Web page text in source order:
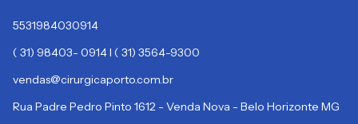
5531984030914
( 31) 98403- 0914 I ( 31) 3564-9300
vendas@cirurgicaporto.com.br
Rua Padre Pedro Pinto 1612 - Venda Nova - Belo Horizonte MG